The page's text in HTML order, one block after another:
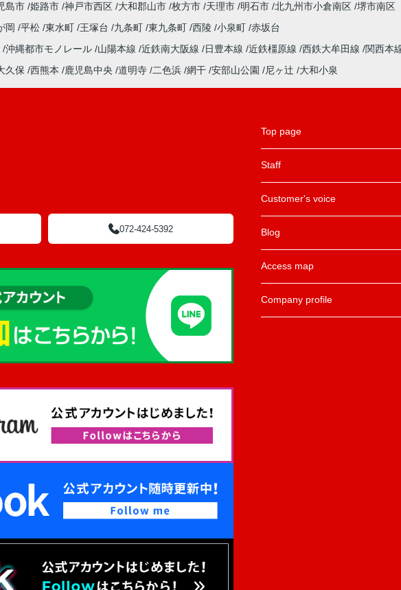
島市 姫路市 神戸市西区 大和郡山市 枚方市 天理市 明石市 北九州市小倉南区 堺市南区
岡 平松 東水町 王塚台 九条町 東九条町 西陵 小泉町 赤坂台
沖縄都市モノレール 山陽本線 近鉄南大阪線 日豊本線 近鉄橿原線 西鉄大牟田線 関西本
久保 西熊本 鹿児島中央 道明寺 二色浜 網干 安部山公園 尼ヶ辻 大和小泉
072-424-5392
Top page
Staff
Customer's voice
Blog
Access map
Company profile